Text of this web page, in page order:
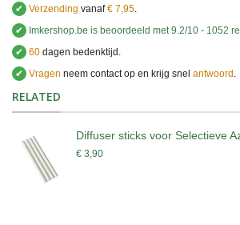
✔ Verzending vanaf€ 7,95
✔
Imkershop.be is beoordeeld met 9.2/10 - 1052
✔ 60 dagen bedenktijd.
✔ Vragen neem contact op en krijg snel antwoord
RELATED
Diffuser sticks voor Selectieve
€ 3,90